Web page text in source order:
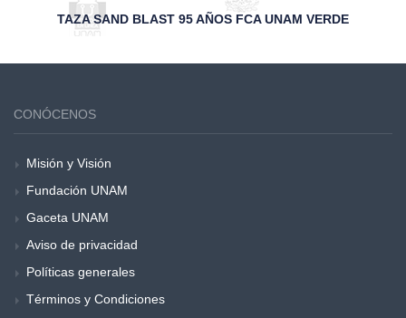
TAZA SAND BLAST 95 AÑOS FCA UNAM VERDE
CONÓCENOS
Misión y Visión
Fundación UNAM
Gaceta UNAM
Aviso de privacidad
Políticas generales
Términos y Condiciones